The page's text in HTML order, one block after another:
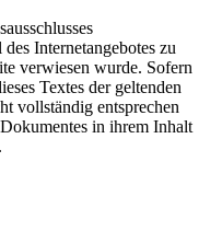
Internetangebotes zu
verwiesen wurde. Sofern
Textes der geltenden
vollständig entsprechen
in ihrem Inhalt